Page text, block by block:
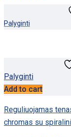
Palyginti
Palyginti
Add to cart
Reguliuojamas
chromas su